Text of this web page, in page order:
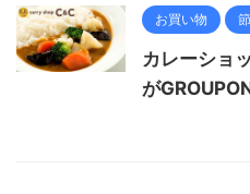
お買い物
カレーショ
が